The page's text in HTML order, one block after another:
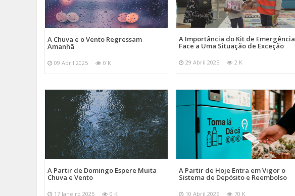
A Chuva e o Vento Regressam
Amanhã
09 Abril 2025 0 K
A Importância do Kit de Emergência
Face a Uma Situação de Exceção
29 Abril 2025 2 K
A Partir de Domingo Espere Muita
Chuva e Vento
17 Janeiro 2025 0 K
A Partir de Hoje Entra em Vigor o
Sistema de Depósito e Reembolso
10 Abril 2026 70 K